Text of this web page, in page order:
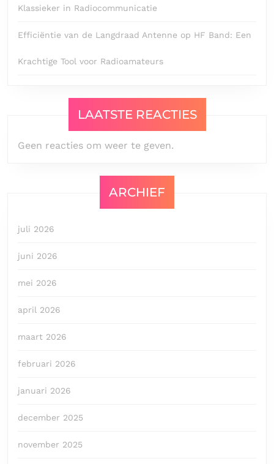
Klassieker in Radiocommunicatie
Efficiëntie van de Langdraad Antenne op HF Band: Een
Krachtige Tool voor Radioamateurs
LAATSTE REACTIES
Geen reacties om weer te geven.
ARCHIEF
juli 2026
juni 2026
mei 2026
april 2026
maart 2026
februari 2026
januari 2026
december 2025
november 2025